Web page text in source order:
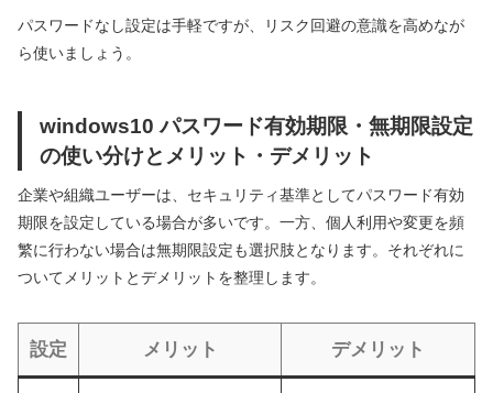
パスワードなし設定は手軽ですが、リスク回避の意識を高めなが
ら使いましょう。
windows10 パスワード有効期限・無期限設定
の使い分けとメリット・デメリット
企業や組織ユーザーは、セキュリティ基準としてパスワード有効
期限を設定している場合が多いです。一方、個人利用や変更を頻
繁に行わない場合は無期限設定も選択肢となります。それぞれに
ついてメリットとデメリットを整理します。
設定 メリット デメリット